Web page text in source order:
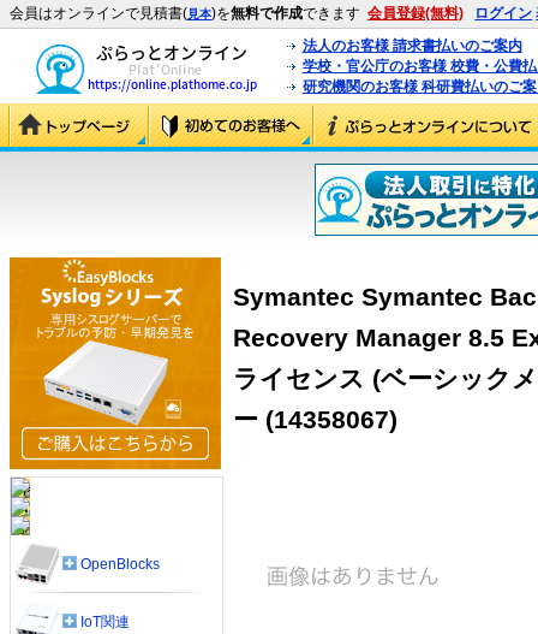
会員はオンラインで見積書(見本)を無料で作成できます 会員登録(無料) ログイン
法人のお客様 請求書払いのご案内
学校・官公庁のお客様 校費・公費
研究機関のお客様 科研費払いのご
Symantec Symantec
Recovery Manager 8.5
ライセンス (ベーシック
ー (14358067)
OpenBlocks
IoT関連